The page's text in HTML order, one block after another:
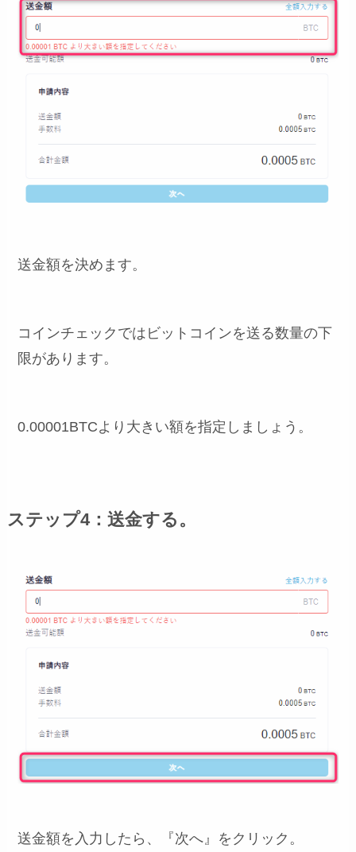
送金額を決めます。
コインチェックではビットコインを送る数量の下
限があります。
0.00001BTCより大きい額を指定しましょう。
ステップ4：送金する。
送金額を入力したら、『次へ』をクリック。